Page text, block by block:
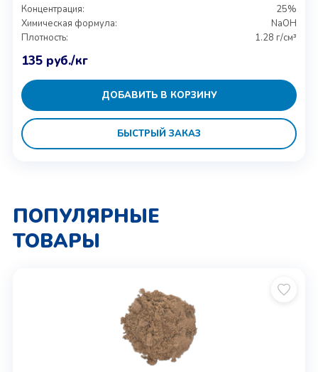
Концентрация:
25%
Химическая формула:
NaOH
Плотность:
1.28 г/см³
135 руб./кг
ДОБАВИТЬ В КОРЗИНУ
БЫСТРЫЙ ЗАКАЗ
ПОПУЛЯРНЫЕ
ТОВАРЫ